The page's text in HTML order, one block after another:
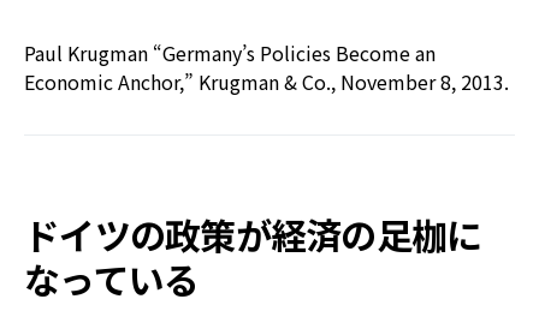
Paul Krugman “Germany’s Policies Become an
Economic Anchor,” Krugman & Co., November 8, 2013.
ドイツの政策が経済の足枷に
なっている